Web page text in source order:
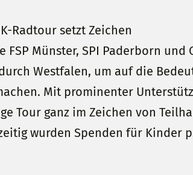
Radtour setzt Zeichen
FSP Münster, SPI Paderborn
Westfalen, um auf die
Mit prominenter
Tour ganz im Zeichen von
wurden Spenden für Kinder